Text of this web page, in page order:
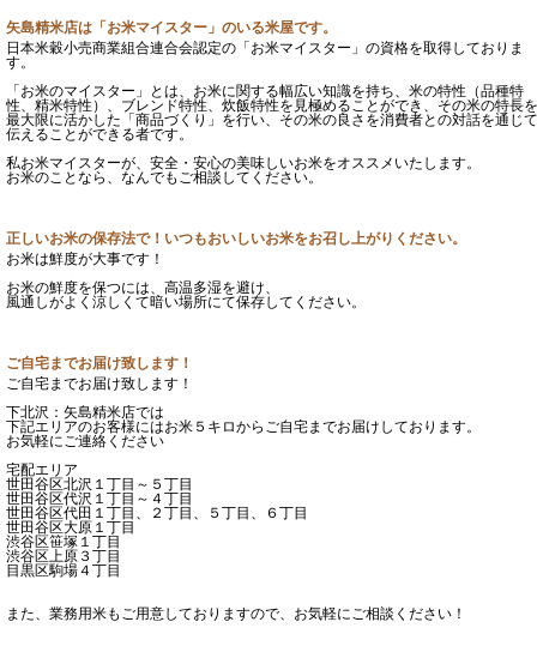
矢島精米店は「お米マイスター」のいる米屋です。
日本米穀小売商業組合連合会認定の「お米マイスター」の資格を取得しておりま
す。
「お米のマイスター」とは、お米に関する幅広い知識を持ち、米の特性（品種特
性、精米特性）、ブレンド特性、炊飯特性を見極めることができ、その米の特長を
最大限に活かした「商品づくり」を行い、その米の良さを消費者との対話を通じて
伝えることができる者です。
私お米マイスターが、安全・安心の美味しいお米をオススメいたします。
お米のことなら、なんでもご相談してください。
正しいお米の保存法で！いつもおいしいお米をお召し上がりください。
お米は鮮度が大事です！
お米の鮮度を保つには、高温多湿を避け、
風通しがよく涼しくて暗い場所にて保存してください。
ご自宅までお届け致します！
ご自宅までお届け致します！
下北沢：矢島精米店では
下記エリアのお客様にはお米５キロからご自宅までお届けしております。
お気軽にご連絡ください
宅配エリア
世田谷区北沢１丁目～５丁目
世田谷区代沢１丁目～４丁目
世田谷区代田１丁目、２丁目、５丁目、６丁目
世田谷区大原１丁目
渋谷区笹塚１丁目
渋谷区上原３丁目
目黒区駒場４丁目
また、業務用米もご用意しておりますので、お気軽にご相談ください！